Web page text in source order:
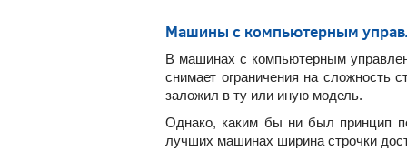
Машины с компьютерным
В машинах с компьютерным
снимает ограничения на сложность
заложил в ту или иную модель.
Однако, каким бы ни был принцип
лучших машинах ширина строчки